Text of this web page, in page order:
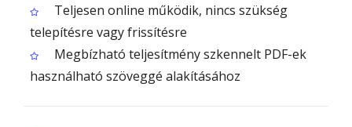
Teljesen online működik, nincs szükség
telepítésre vagy frissítésre
Megbízható teljesítmény szkennelt PDF-ek
használható szöveggé alakításához